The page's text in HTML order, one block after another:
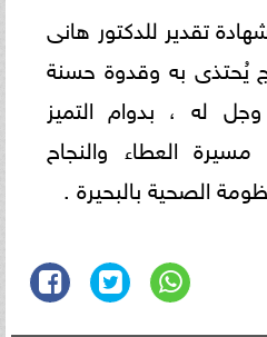
تقدير للدكتور هانى
يُحتذى به وقدوة حسنة
له ، بدوام التميز
العطاء والنجاح
الصحية بالبحيرة .